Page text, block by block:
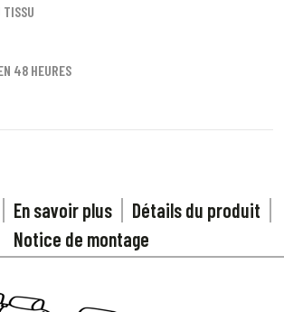
TISSU
48 HEURES
En savoir plus
Détails du produit
Notice de montage